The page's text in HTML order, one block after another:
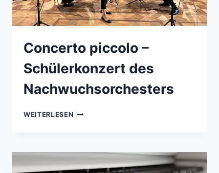
Concerto piccolo –
Schülerkonzert des
Nachwuchsorchesters
WEITERLESEN CONCERTO
DES
NACHWUCHSORCHESTERS